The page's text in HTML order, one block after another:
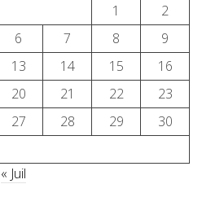
1
2
6 7 8
9
13 14 15
16
20 21 22
23
27 28 29
30
« Juil